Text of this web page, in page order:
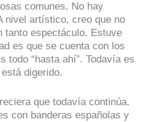
comunes. No hay
nivel artístico, creo que no
tanto espectáculo. Estuve
es que se cuenta con los
todo “hasta ahí”. Todavía es
digerido.
que todavía continúa.
con banderas españolas y